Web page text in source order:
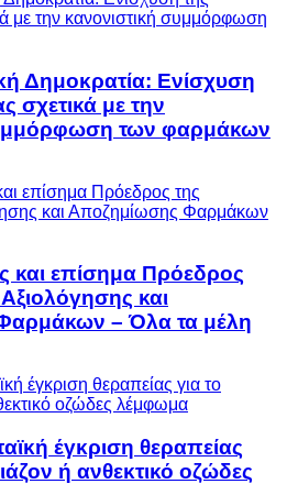
Δημοκρατία: Ενίσχυση
σχετικά με την
των φαρμάκων
και επίσημα Πρόεδρος
και
– Όλα τα μέλη
έγκριση θεραπείας
ή ανθεκτικό οζώδες